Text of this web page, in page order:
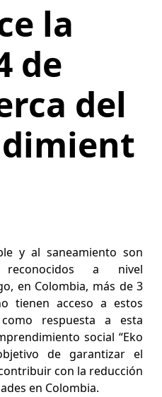
la
de
del
y al saneamiento son
a nivel
en Colombia, más de 3
tienen acceso a estos
respuesta a esta
social “Eko
de garantizar el
con la reducción
en Colombia.